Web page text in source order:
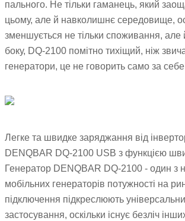
пального. Не тільки гаманець, який
цьому, але й навколишнє середовище,
зменшується не тільки споживання, але
боку, DQ-2100 помітно тихіщий, ніж
генератори, це не говорить само за
Легке та швидке заряджання від
DENQBAR DQ-2100 USB з функцією
Генератор DENQBAR DQ-2100 - один з
мобільних генераторів потужності на
підключення підкреслюють
застосування, оскільки існує безліч